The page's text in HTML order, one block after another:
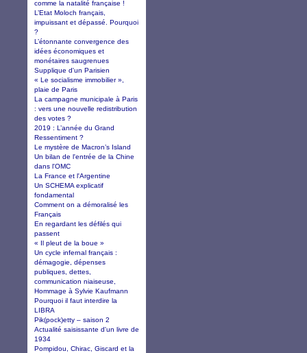
comme la natalité française !
L’Etat Moloch français,
impuissant et dépassé. Pourquoi
?
L’étonnante convergence des
idées économiques et
monétaires saugrenues
Supplique d'un Parisien
« Le socialisme immobilier »,
plaie de Paris
La campagne municipale à Paris
: vers une nouvelle redistribution
des votes ?
2019 : L’année du Grand
Ressentiment ?
Le mystère de Macron’s Island
Un bilan de l'entrée de la Chine
dans l'OMC
La France et l'Argentine
Un SCHEMA explicatif
fondamental
Comment on a démoralisé les
Français
En regardant les défilés qui
passent
« Il pleut de la boue »
Un cycle infernal français :
démagogie, dépenses
publiques, dettes,
communication niaiseuse,
Hommage à Sylvie Kaufmann
Pourquoi il faut interdire la
LIBRA
Pik(pock)etty – saison 2
Actualité saisissante d'un livre de
1934
Pompidou, Chirac, Giscard et la